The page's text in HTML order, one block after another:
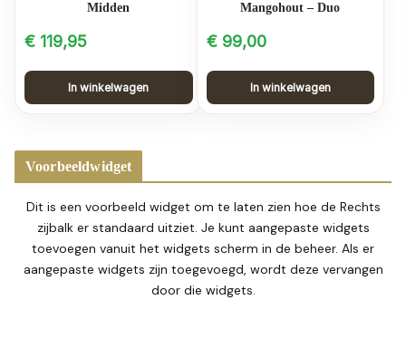
Midden
€ 119,95
In winkelwagen
Mangohout – Duo
€99,00
In winkelwagen
Voorbeeldwidget
Dit is een voorbeeld widget om te laten zien hoe de Rechts
zijbalk er standaard uitziet. Je kunt aangepaste widgets
toevoegen vanuit het widgets scherm in de beheer. Als er
aangepaste widgets zijn toegevoegd, wordt deze vervangen
door die widgets.